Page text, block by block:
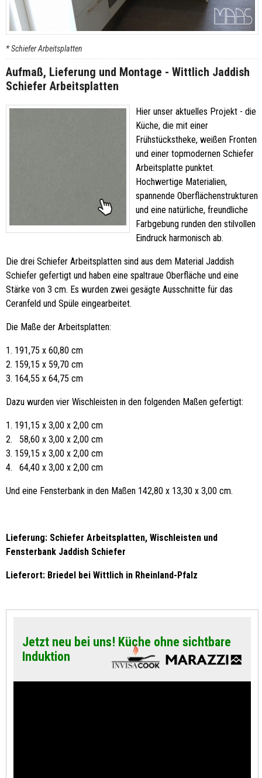
* Schiefer Arbeitsplatten
Aufmaß, Lieferung und Montage - Wittlich Jaddish
Schiefer Arbeitsplatten
Hier unser aktuelles Projekt - die
Küche, die mit einer
Frühstückstheke, weißen Fronten
und einer topmodernen Schiefer
Arbeitsplatte punktet.
Hochwertige Materialien,
spannende Oberflächenstrukturen
und eine natürliche, freundliche
Farbgebung runden den stilvollen
Eindruck harmonisch ab.
Die drei Schiefer Arbeitsplatten sind aus dem Material Jaddish
Schiefer gefertigt und haben eine spaltraue Oberfläche und eine
Stärke von 3 cm. Es wurden zwei gesägte Ausschnitte für das
Ceranfeld und Spüle eingearbeitet.
Die Maße der Arbeitsplatten:
1. 191,75 x 60,80 cm
2. 159,15 x 59,70 cm
3. 164,55 x 64,75 cm
Dazu wurden vier Wischleisten in den folgenden Maßen gefertigt:
1. 191,15 x 3,00 x 2,00 cm
2. 58,60 x 3,00 x 2,00 cm
3. 159,15 x 3,00 x 2,00 cm
4. 64,40 x 3,00 x 2,00 cm
Und eine Fensterbank in den Maßen 142,80 x 13,30 x 3,00 cm.
Lieferung: Schiefer Arbeitsplatten, Wischleisten und
Fensterbank Jaddish Schiefer
Lieferort: Briedel bei Wittlich in Rheinland-Pfalz
Jetzt neu bei uns! Küche ohne sichtbare
Induktion